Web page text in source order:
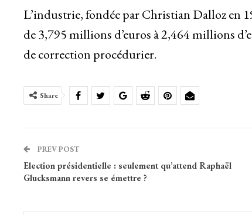
L’industrie, fondée par Christian Dalloz en
de 3,795 millions d’euros à 2,464 millions
de correction procédurier.
Share
PREV POST
Election présidentielle : seulement qu’attend Raphaël
Glucksmann revers se émettre ?